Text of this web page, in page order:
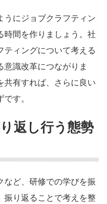
うにジョブクラフティン
時間を作りましょう。社
ティングについて考える
意識改革につながりま
共有すれば、さらに良い
す。
返し行う態勢
など、研修での学びを振
振り返ることで考えを整